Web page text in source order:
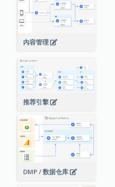
內容管理
推荐引擎
DMP / 数据仓库